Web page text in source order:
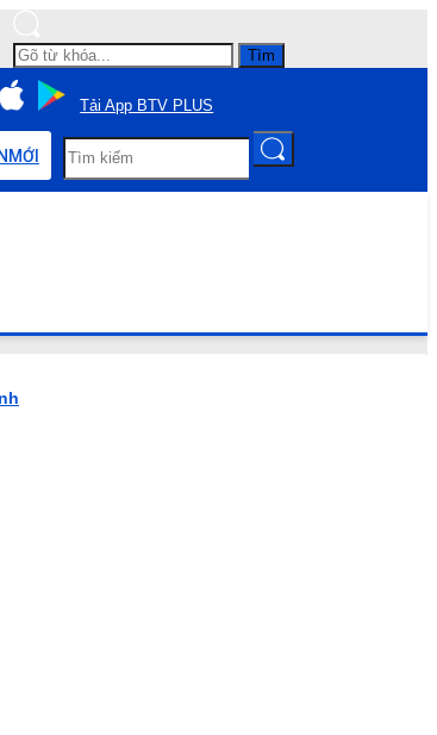
Tìm
Tải App BTV PLUS
MỚI